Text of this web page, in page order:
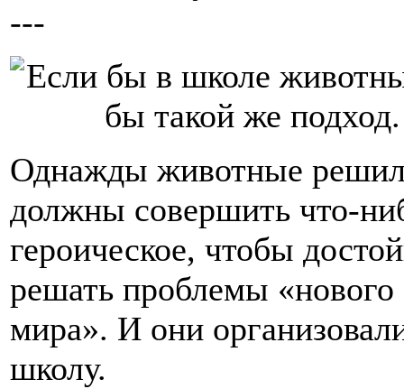
---
Однажды животные
должны совершить что-
героическое, чтобы
решать проблемы «нового
мира». И они
школу.